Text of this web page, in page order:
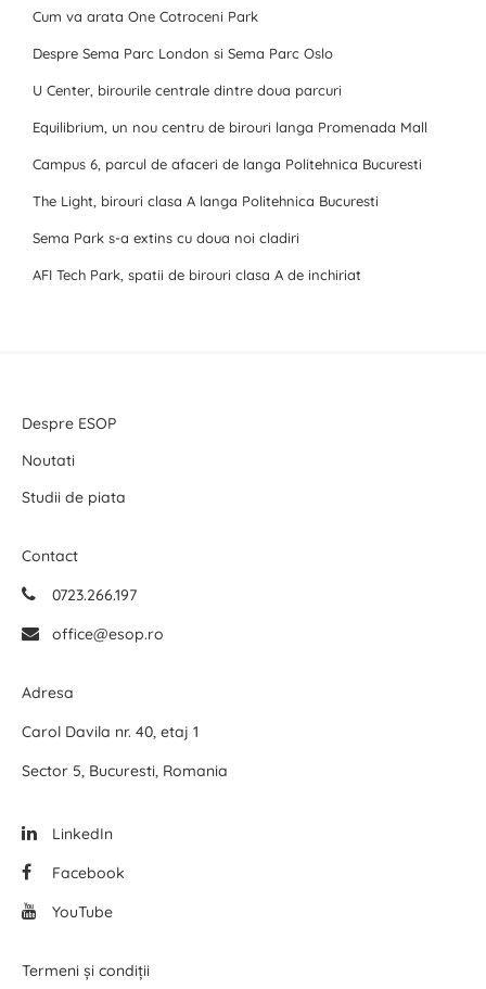
Cum va arata One Cotroceni Park
Despre Sema Parc London si Sema Parc Oslo
U Center, birourile centrale dintre doua parcuri
Equilibrium, un nou centru de birouri langa Promenada Mall
Campus 6, parcul de afaceri de langa Politehnica Bucuresti
The Light, birouri clasa A langa Politehnica Bucuresti
Sema Park s-a extins cu doua noi cladiri
AFI Tech Park, spatii de birouri clasa A de inchiriat
Despre ESOP
Noutati
Studii de piata
Contact
0723.266.197
office@esop.ro
Adresa
Carol Davila nr. 40, etaj 1
Sector 5, Bucuresti, Romania
LinkedIn
Facebook
YouTube
Termeni și condiții